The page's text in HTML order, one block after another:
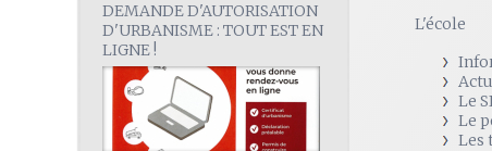
DEMANDE D'AUTORISATION
D'URBANISME : TOUT EST EN
LIGNE !
L'école
Le
Le
Les